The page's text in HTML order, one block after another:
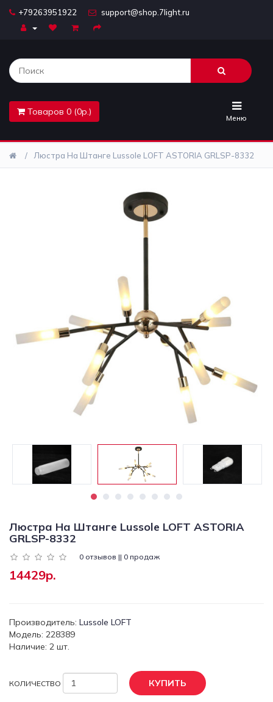
+79263951922 support@shop.7light.ru
Товаров 0 (0р.)
Меню
Комплектующие
Лайтбоксы
Светодиодная
подсветка
Уличные
Электротовары
Люстра На Штанге Lussole LOFT ASTORIA GRLSP-8332
Люстра На Штанге Lussole LOFT ASTORIA
GRLSP-8332
0 отзывов || 0 продаж
14429р.
Производитель: Lussole LOFT
Модель: 228389
Наличие: 2 шт.
КОЛИЧЕСТВО КУПИТЬ